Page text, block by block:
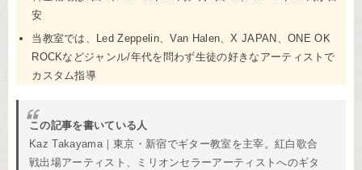
安
当教室では、Led Zeppelin、Van Halen、X JAPAN、ONE OK
ROCKなどジャンル/年代を問わず生徒の好きなアーティストで
カスタム指導
この記事を書いている人
Kaz Takayama｜東京・新宿でギター教室を主宰。紅白歌合
戦出場アーティスト、ミリオンセラーアーティストへのギタ